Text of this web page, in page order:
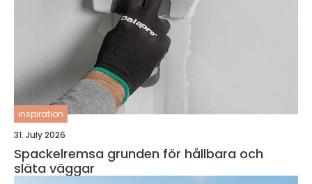
inspiration
31. July 2026
Spackelremsa grunden för hållbara och
släta väggar